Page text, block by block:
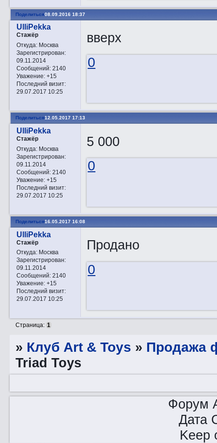
Поделиться08.09.2016 18:37
UlliPekka
Стажёр
Откуда:Москва
Зарегистрирован:
09.11.2014
Сообщений:2140
Уважение: +15
Последний визит:
29.07.2017 10:25
вверх
0
Поделиться12.05.2017 17:13
UlliPekka
Стажёр
Откуда:Москва
Зарегистрирован:
09.11.2014
Сообщений:2140
Уважение: +15
Последний визит:
29.07.2017 10:25
5 000
0
Поделиться16.05.2017 16:08
UlliPekka
Стажёр
Откуда:Москва
Зарегистрирован:
09.11.2014
Сообщений:2140
Уважение: +15
Последний визит:
29.07.2017 10:25
Продано
0
Страница: 1
» Клуб Art & Toys » Продажа
Triad Toys
Форум
Дата
Keep